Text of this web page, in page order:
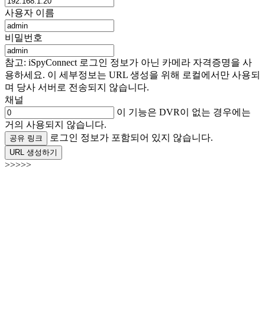
사용자 이름
비밀번호
참고: iSpyConnect 로그인 정보가 아닌 카메라 자격증명을 사
용하세요. 이 세부정보는 URL 생성을 위해 로컬에서만 사용되
며 당사 서버로 전송되지 않습니다.
채널
이 기능은 DVR이 없는 경우에는
거의 사용되지 않습니다.
공유 링크 로그인 정보가 포함되어 있지 않습니다.
URL 생성하기
>>>>>